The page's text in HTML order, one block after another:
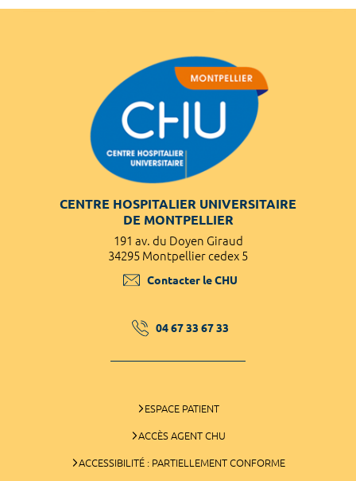
CENTRE HOSPITALIER UNIVERSITAIRE
DE MONTPELLIER
191 av. du Doyen Giraud
34295 Montpellier cedex 5
Contacter le CHU
04 67 33 67 33
ESPACE PATIENT
ACCÈS AGENT CHU
ACCESSIBILITÉ : PARTIELLEMENT CONFORME